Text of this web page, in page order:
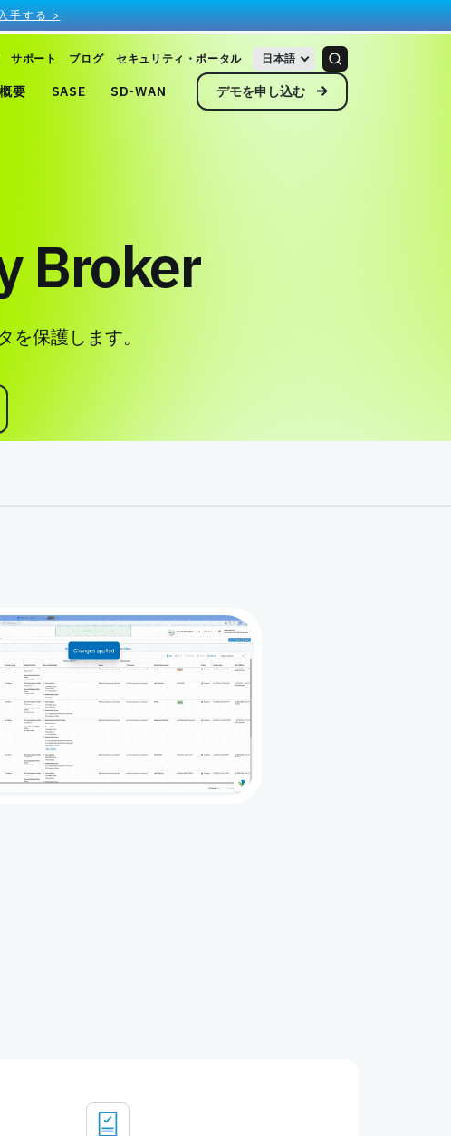
手する >
サポート ブログ セキュリティ・ポータル 日本語
要 SASE SD-WAN デモを申し込む
Broker
保護します。